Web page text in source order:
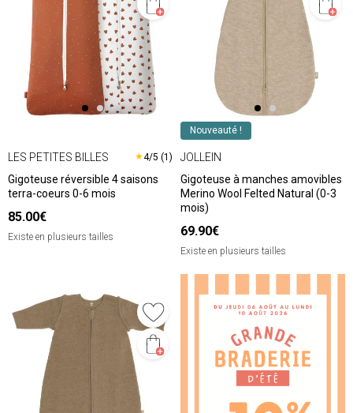
LES PETITES BILLES ★4/5 (1)
Gigoteuse réversible 4 saisons
terra-coeurs 0-6 mois
85.00€
Existe en plusieurs tailles
Nouveauté !
JOLLEIN
Gigoteuse à manches amovibles
Merino Wool Felted Natural (0-3
mois)
69.90€
Existe en plusieurs tailles